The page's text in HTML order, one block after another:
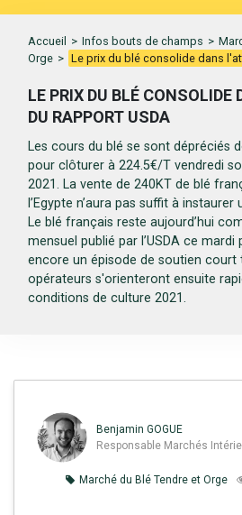
Accueil > Infos bouts de champs >
Orge > Le prix du blé consolide dans
LE PRIX DU BLÉ
DU RAPPORT USDA
Les cours du blé se sont dépréciés
pour clôturer à 224.5€/T vendredi
2021. La vente de 240KT de blé
l’Egypte n’aura pas suffit à
Le blé français reste aujourd’hui
mensuel publié par l’USDA ce
encore un épisode de soutien court
opérateurs s'orienteront ensuite
conditions de culture 2021.
Benjamin GOGUE
Responsable Marchés
Marché du Blé Tendre et Orge